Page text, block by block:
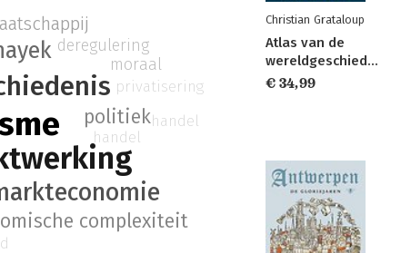
complexiteit
politiek
deregulering
moraal
privatisering
handel
handel
Christian Grataloup
Atlas van de
wereldgeschiedenis
€ 34,99